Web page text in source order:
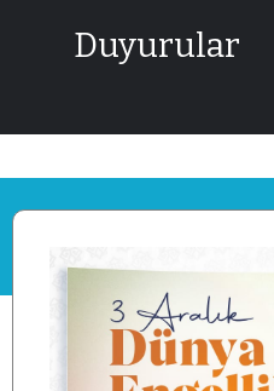
ANASAYFA
Duyurular